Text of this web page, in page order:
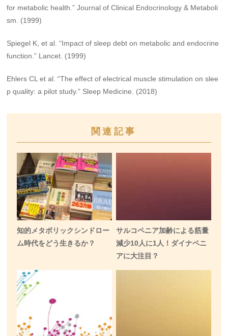
for metabolic health.” Journal of Clinical Endocrinology & Metaboli
sm. (1999)
Spiegel K, et al. “Impact of sleep debt on metabolic and endocrine
function.” Lancet. (1999)
Ehlers CL et al. “The effect of electrical muscle stimulation on slee
p quality: a pilot study.” Sleep Medicine. (2018)
関連記事
知的メタボリックシンドロー
ム時代をどう生きるか？
サルコペニア加齢による筋量
減少10人に1人！ダイナペニ
アに大注目？